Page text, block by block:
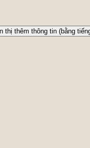
thị thêm thông tin (bằng